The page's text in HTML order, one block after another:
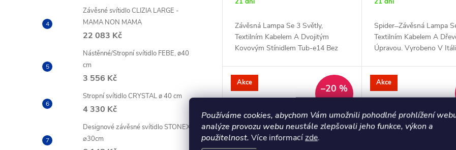
Používáme cookies, abychom Vám umožnili pohodlné prohlížení
analýze provozu webu neustále zlepšovali jeho funkce, výkon a
použitelnost. Více informacízde.
Závěsné svítidlo CLIZIA LARGE -
MAMA NON MAMA
22 083 Kč
Nástěnné/Stropní svítidlo FEBE, ø40
cm
3 556 Kč
Stropní svítidlo CRYSTAL ø 40 cm
4 330 Kč
Designové závěsné svítidlo STONEX
⌀30cm
Závěsná Lampa Se 3 Světly,
Textilním Kabelem A Dvojitým
Kovovým Stínidlem Tub-e14 Bez
Spider ̶ Závěsná Lampa
Textilním Kabelem A
Úpravou. Vyrobeno V
Akce –20 % Akce